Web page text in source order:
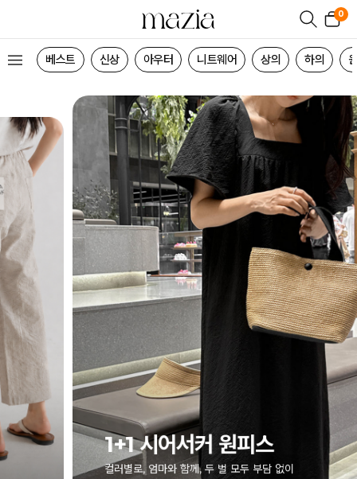
0
베스트 신상 아우터 니트웨어 상의 하의
1+1 시어서커 원피스
컬러별로, 엄마와 함께, 두 벌 모두 부담 없이